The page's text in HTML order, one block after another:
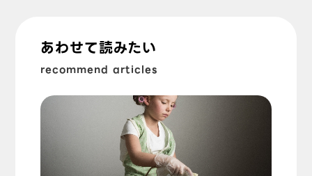
あわせて読みたい
recommend articles